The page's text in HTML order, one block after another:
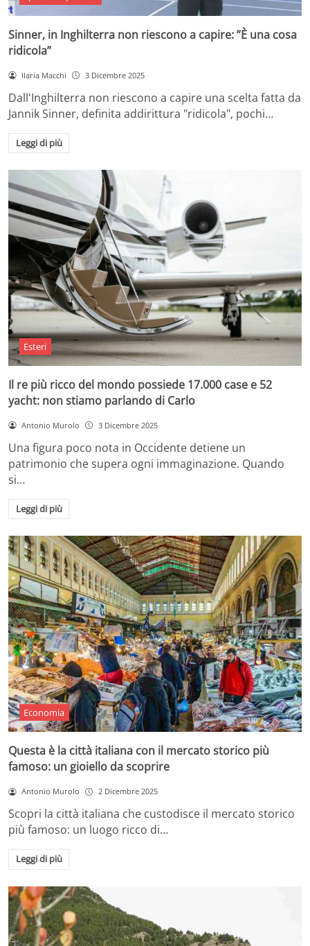
Sinner, in Inghilterra non riescono a capire: ”È una cosa
ridicola”
Ilaria Macchi 3 Dicembre 2025
Dall'Inghilterra non riescono a capire una scelta fatta da
Jannik Sinner, definita addirittura "ridicola", pochi…
Leggi di più
Esteri
Il re più ricco del mondo possiede 17.000 case e 52
yacht: non stiamo parlando di Carlo
Antonio Murolo 3 Dicembre 2025
Una figura poco nota in Occidente detiene un
patrimonio che supera ogni immaginazione. Quando
si…
Leggi di più
Economia
Questa è la città italiana con il mercato storico più
famoso: un gioiello da scoprire
Antonio Murolo 2 Dicembre 2025
Scopri la città italiana che custodisce il mercato storico
più famoso: un luogo ricco di…
Leggi di più